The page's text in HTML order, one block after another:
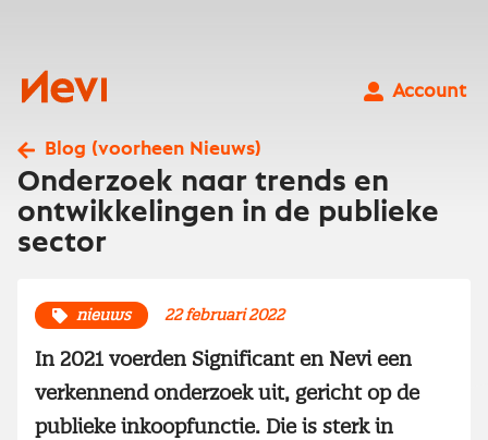
Nevi
Account
Blog (voorheen Nieuws)
Onderzoek naar trends en
ontwikkelingen in de publieke
sector
nieuws 22 februari 2022
In 2021 voerden Significant en Nevi een
verkennend onderzoek uit, gericht op de
publieke inkoopfunctie. Die is sterk in